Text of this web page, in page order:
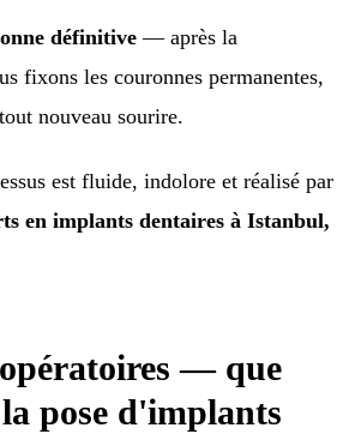
définitive — après la
fixons les couronnes permanentes,
nouveau sourire.
est fluide, indolore et réalisé par
en implants dentaires à Istanbul,
— que
pose d'implants